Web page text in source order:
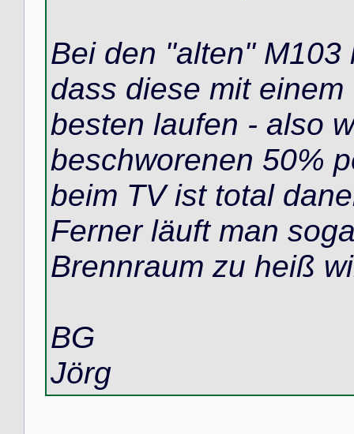
Bei den "alten"
dass diese mit
besten laufen - also
beschworenen 50%
beim TV ist total
Ferner läuft man
Brennraum zu heiß
BG
Jörg